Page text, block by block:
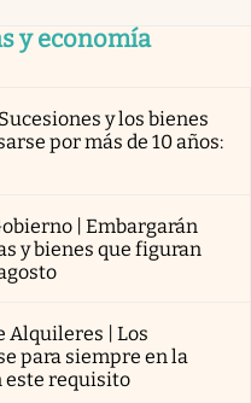
y economía
y los bienes
por más de 10 años:
| Embargarán
y bienes que figuran
Alquileres | Los
para siempre en la
este requisito